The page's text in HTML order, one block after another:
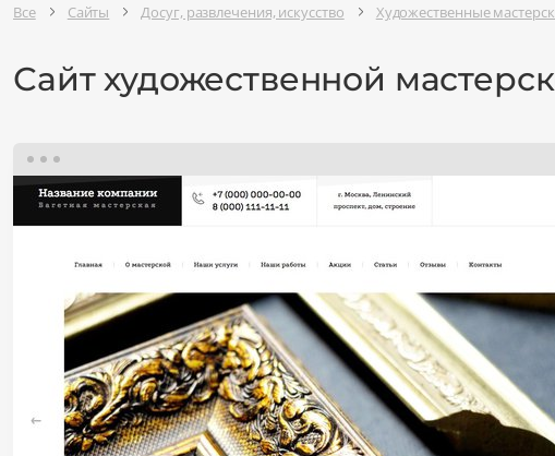
Все Сайты Досуг, развлечения, искусство Художественные
Сайт художественной